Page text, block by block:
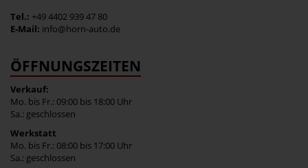
Tel.: +49 4402 939 47 80
E-Mail: info@horn-auto.de
ÖFFNUNGSZEITEN
Verkauf:
Mo. bis Fr.: 09:00 bis 18:00 Uhr
Sa.: geschlossen
Werkstatt
Mo. bis Fr.: 08:00 bis 17:00 Uhr
Sa.: geschlossen